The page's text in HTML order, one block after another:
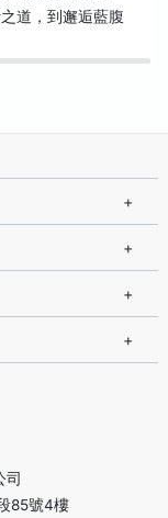
道，到邂逅藍腹
司
85號4樓